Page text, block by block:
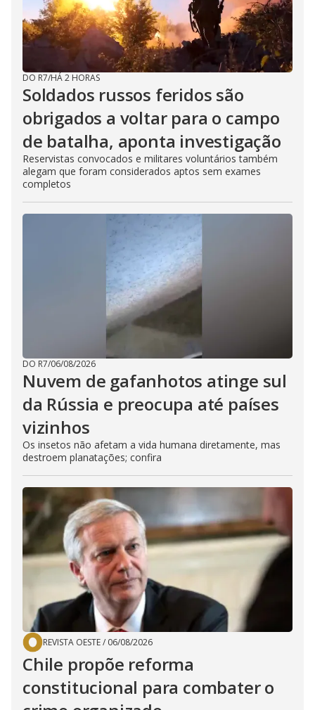
DO R7/HÁ 2 HORAS
Soldados russos feridos são
obrigados a voltar para o campo
de batalha, aponta investigação
Reservistas convocados e militares voluntários também
alegam que foram considerados aptos sem exames
completos
DO R7/06/08/2026
Nuvem de gafanhotos atinge sul
da Rússia e preocupa até países
vizinhos
Os insetos não afetam a vida humana diretamente, mas
destroem planatações; confira
REVISTA OESTE/ 06/08/2026
Chile propõe reforma
constitucional para combater o